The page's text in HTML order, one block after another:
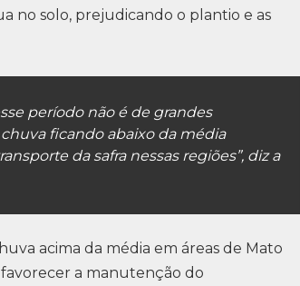
no solo, prejudicando o plantio e as
período não é de grandes
ficando abaixo da média
da safra nessas regiões”, diz a
acima da média em áreas de Mato
favorecer a manutenção do